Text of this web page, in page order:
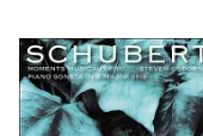
Steven
Brooks/Cole
SONY